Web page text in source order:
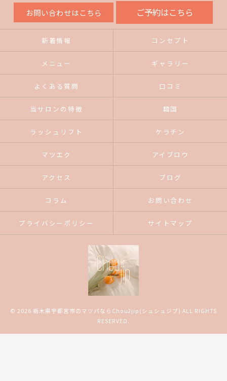
お問い合わせはこちら ご予約はこちら
新着情報 コンセプト
メニュー ギャラリー
よくある質問 口コミ
当サロンの特徴 韓国
ラッシュリフト ケラチン
マツエク アイブロウ
アクセス ブログ
コラム お問い合わせ
プライバシーポリシー サイトマップ
© 2026 栃木県宇都宮市のマツパならChou2jip(シュシュジプ) ALL RIGHTS
RESERVED.